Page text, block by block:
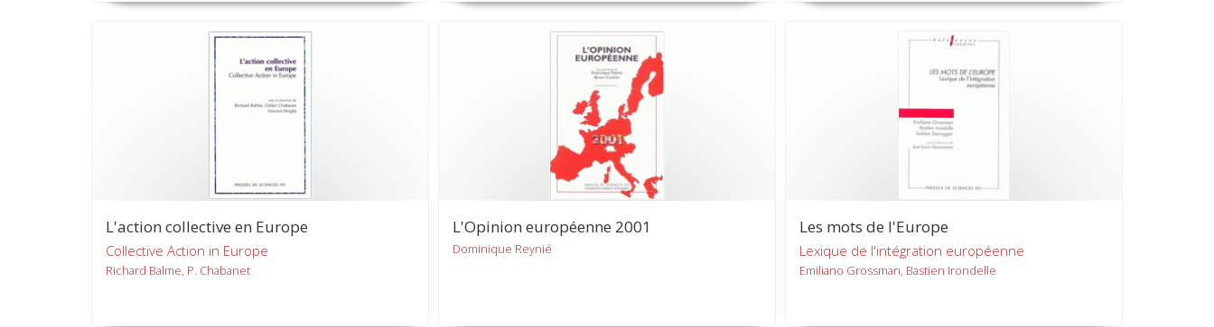
L'action collective en Europe
Collective Action in Europe
Richard Balme, P. Chabanet
L'Opinion européenne 2001
Dominique Reynié
Les mots de l'Europe
Lexique de l'intégration européenne
Emiliano Grossman, Bastien Irondelle